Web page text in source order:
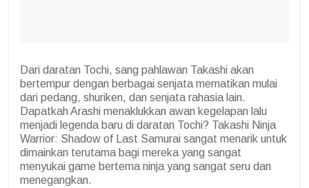
Dari daratan Tochi, sang pahlawan Takashi akan
bertempur dengan berbagai senjata mematikan mulai
dari pedang, shuriken, dan senjata rahasia lain.
Dapatkah Arashi menaklukkan awan kegelapan lalu
menjadi legenda baru di daratan Tochi? Takashi Ninja
Warrior: Shadow of Last Samurai sangat menarik untuk
dimainkan terutama bagi mereka yang sangat
menyukai game bertema ninja yang sangat seru dan
menegangkan.